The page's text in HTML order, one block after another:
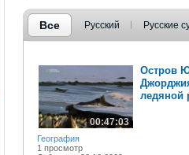
Все Русский Русские
00:47:03
География
1 просмотр
Остров
ледяной